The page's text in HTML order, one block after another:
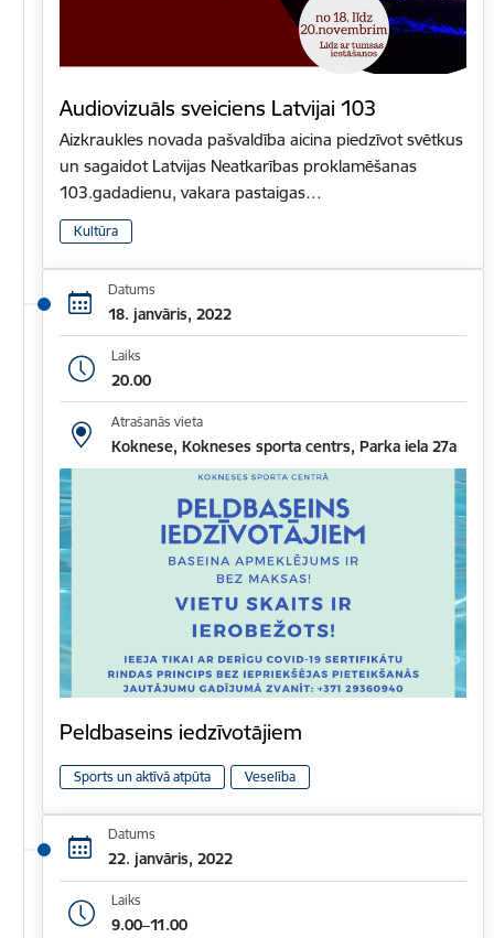
Audiovizuāls sveiciens Latvijai 103
Aizkraukles novada pašvaldība aicina piedzīvot svētkus
un sagaidot Latvijas Neatkarības proklamēšanas
103.gadadienu, vakara pastaigas…
Kultūra
Datums
18. janvāris, 2022
Laiks
20.00
Atrašanās vieta
Koknese, Kokneses sporta centrs, Parka iela 27a
Peldbaseins iedzīvotājiem
Sports un aktīvā atpūta Veselība
Datums
22. janvāris, 2022
Laiks
9.00–11.00